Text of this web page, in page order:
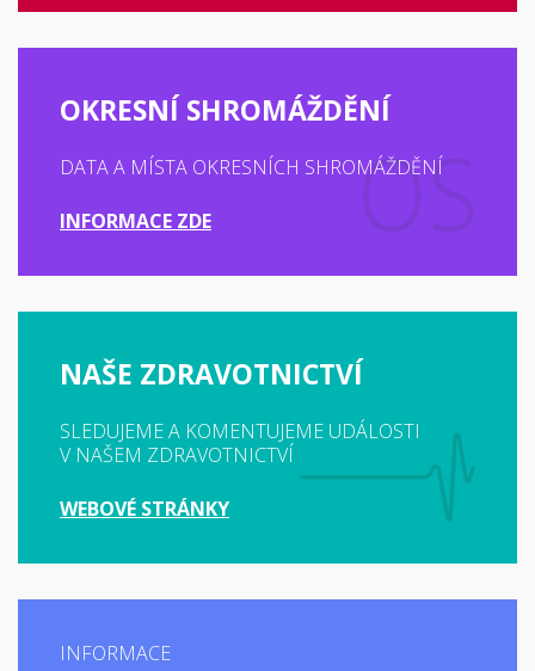
OKRESNÍ SHROMÁŽDĚNÍ
DATA A MÍSTA OKRESNÍCH SHROMÁŽDĚNÍ
INFORMACE ZDE
NAŠE ZDRAVOTNICTVÍ
SLEDUJEME A KOMENTUJEME UDÁLOSTI
V NAŠEM ZDRAVOTNICTVÍ
WEBOVÉ STRÁNKY
INFORMACE